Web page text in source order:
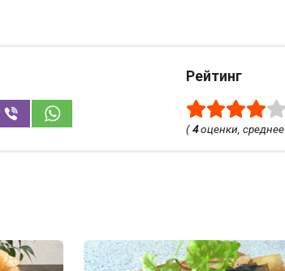
Рейтинг
(4оценки, среднее